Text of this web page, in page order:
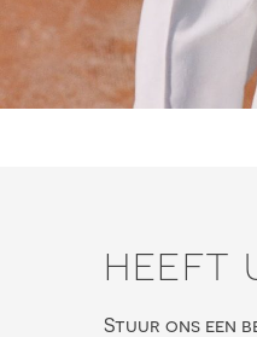
HEEFT
Stuur ons een